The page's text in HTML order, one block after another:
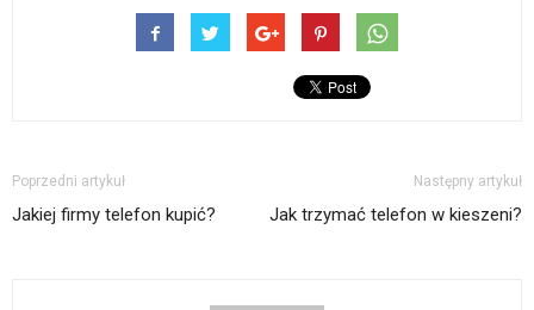
Poprzedni artykuł
Jakiej firmy telefon kupić?
Następny artykuł
Jak trzymać telefon w kieszeni?